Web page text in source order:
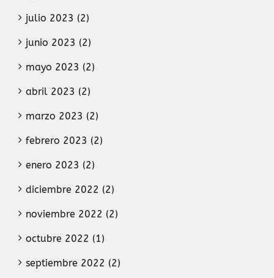
julio 2023 (2)
junio 2023 (2)
mayo 2023 (2)
abril 2023 (2)
marzo 2023 (2)
febrero 2023 (2)
enero 2023 (2)
diciembre 2022 (2)
noviembre 2022 (2)
octubre 2022 (1)
septiembre 2022 (2)